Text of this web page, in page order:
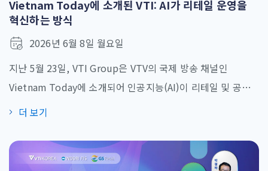
Vietnam Today에 소개된 VTI: AI가 리테일 운영을
혁신하는 방식
2026년 6월 8일 월요일
지난 5월 23일, VTI Group은 VTV의 국제 방송 채널인
Vietnam Today에 소개되어 인공지능(AI)이 리테일 및 공급
망 관리를 어떻게 변화시키고 있는지에 대해 이야기를 나눴습
같은 고객 접점 영역에 집중되는 경우가 많습니다. 그러나 실제
로 큰 변화를 만들어내는 혁신은 수요 예측, 재고 계획, 운영 의
더 보기